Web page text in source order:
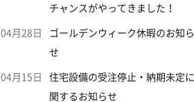
チャンスがやってきました！
04月28日
ゴールデンウィーク休暇のお知ら
せ
04月15日
住宅設備の受注停止・納期未定に
関するお知らせ